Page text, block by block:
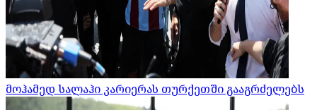
მოჰამედ სალაჰი კარიერას თურქეთში გააგრძელებს